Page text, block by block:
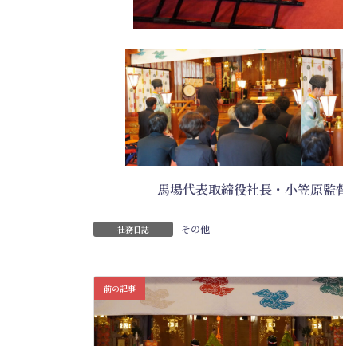
馬場代表取締役社長・小笠原
社務日誌 その他
前の記事